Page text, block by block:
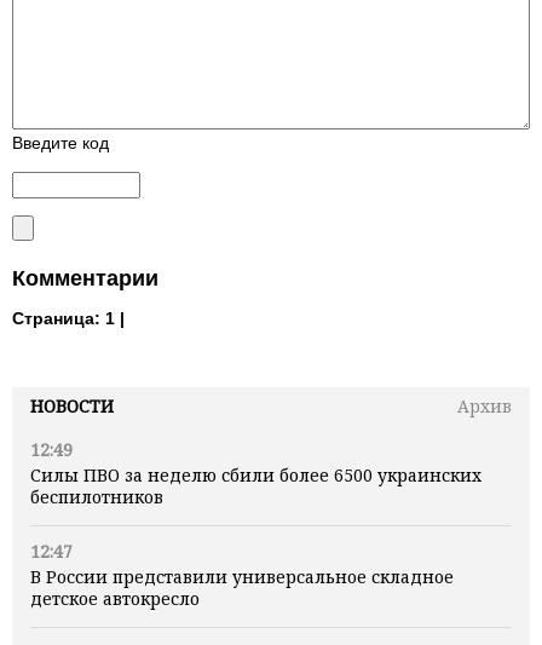
НОВОСТИ
Архив
12:49
Силы ПВО за неделю сбили более 6500 украинских
беспилотников
12:47
В России представили универсальное складное
детское автокресло
Введите код
Комментарии
Страница: 1 |